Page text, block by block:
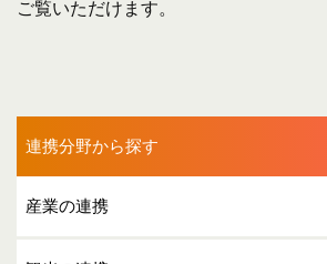
ご覧いただけます。
連携分野から探す
産業の連携